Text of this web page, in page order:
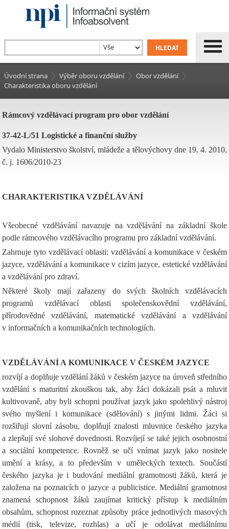
Úvodní strana Výběr oboru vzdělání
Obor vzdělání
Charakteristika oboru vzdělání
Rámcový vzdělávací program pro obor vzdělání
37-42-L/51 Logistické a finanční služby
Vydalo Ministerstvo školství, mládeže a tělovýchovy dne 19. 4. 2010,
č. j. 1606/2010-23
CHARAKTERISTIKA VZDĚLÁVÁNÍ
Všeobecné vzdělávání navazuje na vzdělávání na základní škole
podle rámcového vzdělávacího programu pro základní vzdělávání.
Zahrnuje tyto vzdělávací oblasti: vzdělávání a komunikace v českém
jazyce, vzdělávání a komunikace v cizím jazyce, estetické vzdělávání
a vzdělávání pro zdraví.
Některé školy mají zařazeny do svých školních vzdělávacích
programů vzdělávací oblasti společenskovědní vzdělávání,
přírodovědné vzdělávání, matematické vzdělávání a vzdělávání
v informačních a komunikačních technologiích.
VZDĚLÁVÁNÍ A KOMUNIKACE V ČESKÉM JAZYCE
rozvíjí a doplňuje vzdělání žáků v českém jazyce na úroveň středního
vzdělání s maturitní zkouškou tak, aby žáci dokázali psát a mluvit
kultivovaně, aby byli schopni používat jazyk jako spolehlivý nástroj
svého myšlení i komunikace (sdělování) s jinými lidmi. Žáci si
rozšiřují slovní zásobu, doplňují znalosti mluvnice českého jazyka
a zlepšují své slohové dovednosti. Rozvíjejí se také jejich osobnostní
a sociální kompetence. Rovněž se učí vnímat jazyk jako nositele
umění a krásy, a to především v uměleckých textech. Součástí
českého jazyka je i budování mediální gramotnosti žáků, která je
založena na poznatcích o jazyce a publicistice. Mediální gramotnost
znamená schopnost žáků zaujímat kritický přístup k mediálním
obsahům, schopnost rozeznat způsoby práce jednotlivých masových
médií (tisk, televize, rozhlas) a učí je odolávat mediálnímu